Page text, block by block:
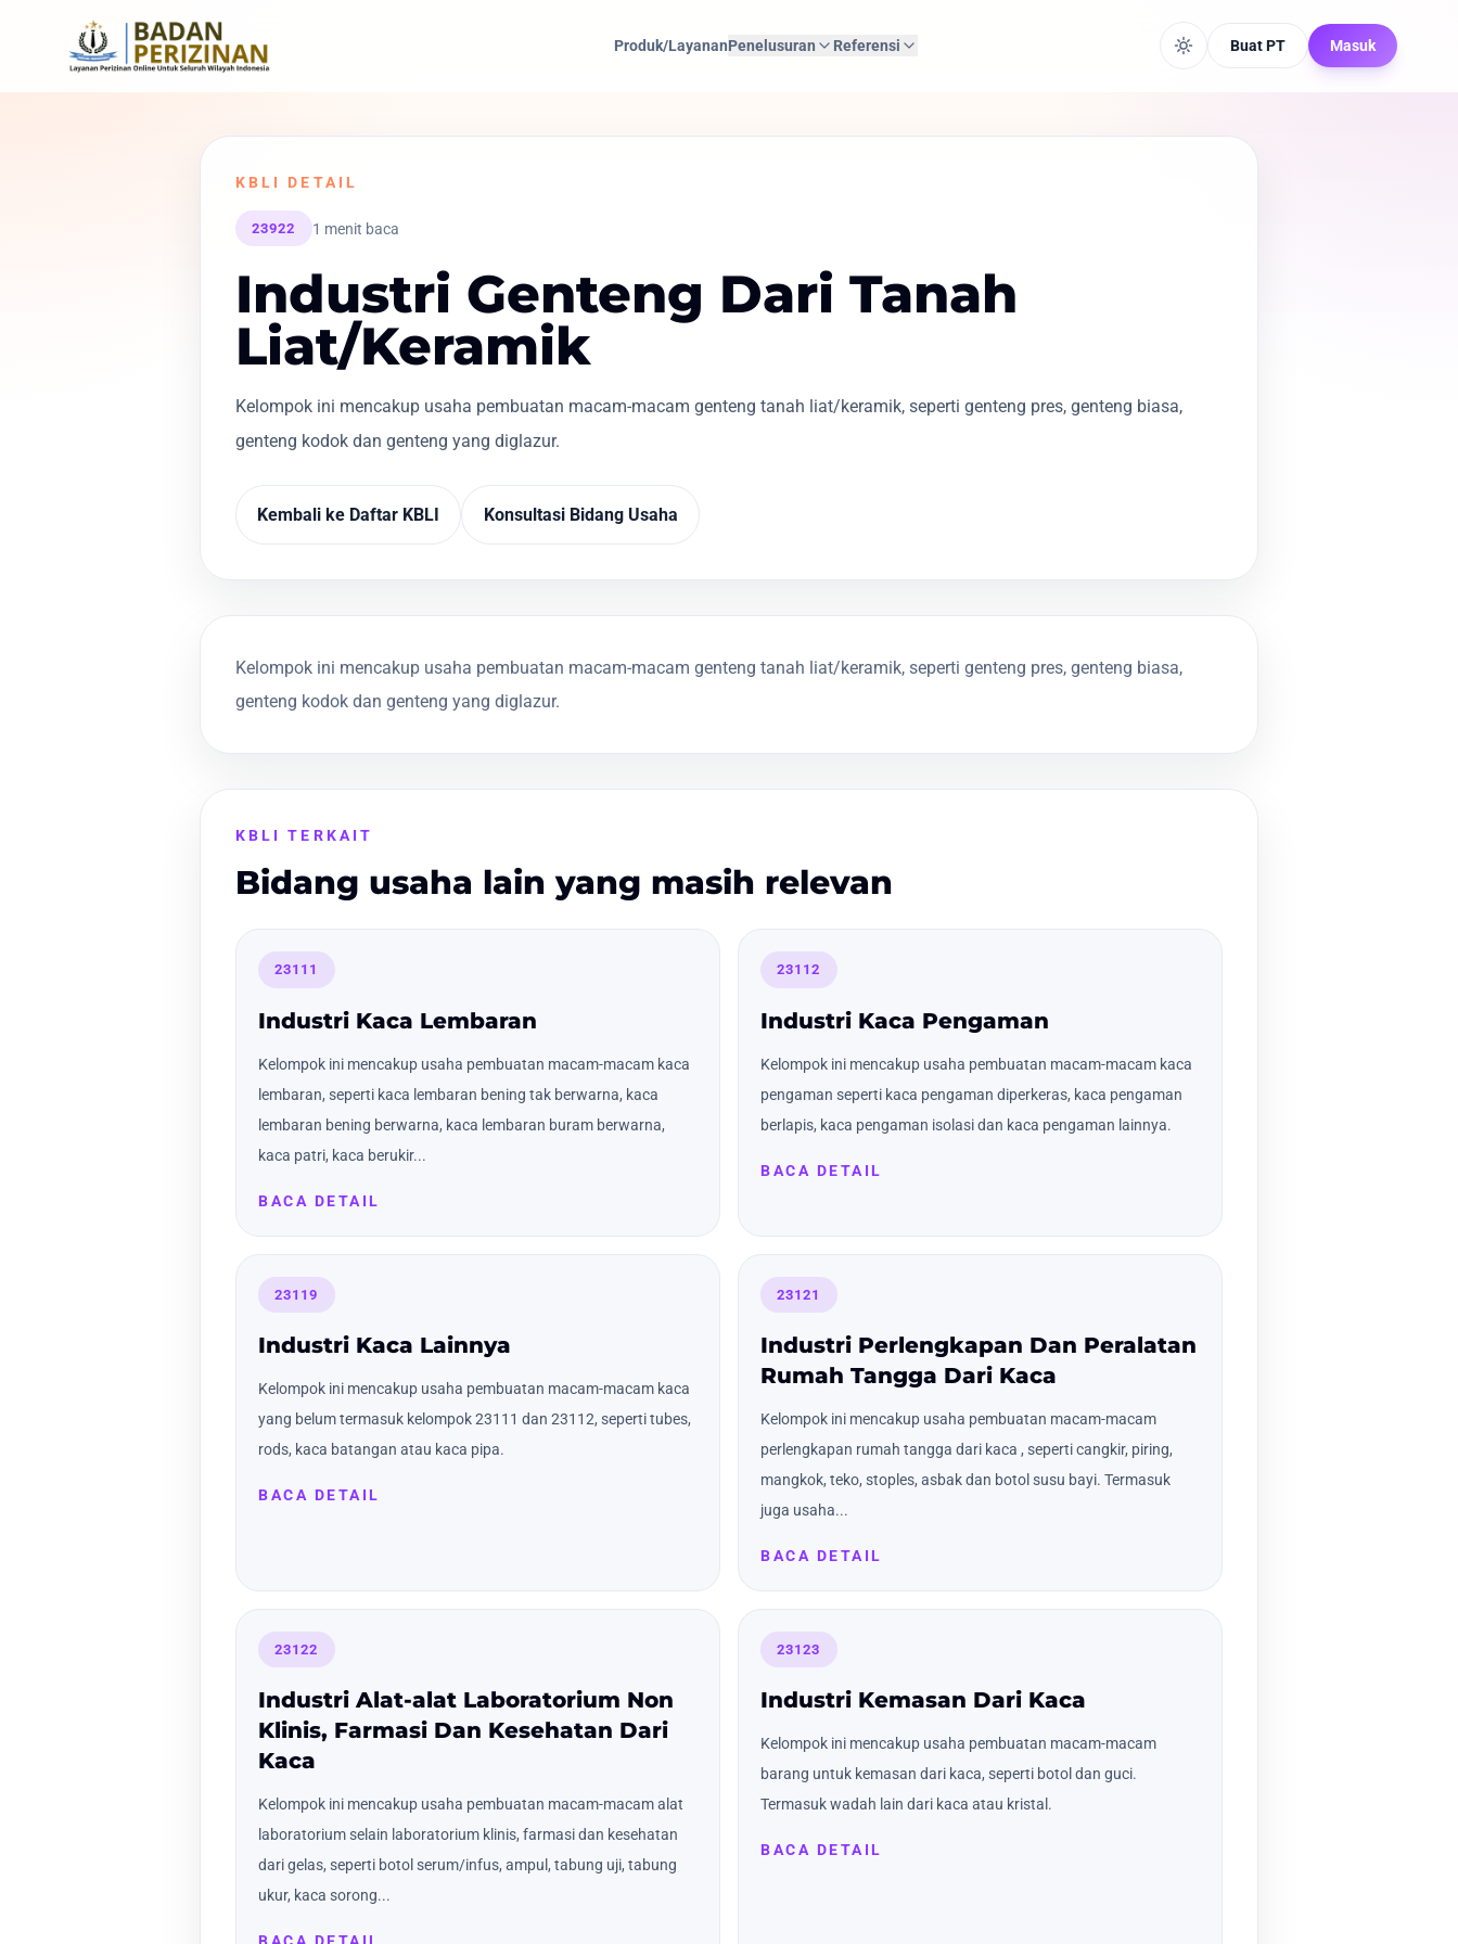
Produk/LayananPenelusuran Referensi Buat PT Masuk
KBLI DETAIL
23922 1 menit baca
Industri Genteng Dari Tanah
Liat/Keramik
Kelompok ini mencakup usaha pembuatan macam-macam genteng tanah liat/keramik, seperti genteng pres, genteng biasa,
genteng kodok dan genteng yang diglazur.
Kembali ke Daftar KBLI Konsultasi Bidang Usaha
Kelompok ini mencakup usaha pembuatan macam-macam genteng tanah liat/keramik, seperti genteng pres, genteng biasa,
genteng kodok dan genteng yang diglazur.
KBLI TERKAIT
Bidang usaha lain yang masih relevan
23111
Industri Kaca Lembaran
Kelompok ini mencakup usaha pembuatan macam-macam kaca
lembaran, seperti kaca lembaran bening tak berwarna, kaca
lembaran bening berwarna, kaca lembaran buram berwarna,
kaca patri, kaca berukir...
BACA DETAIL
23112
Industri Kaca Pengaman
Kelompok ini mencakup usaha pembuatan macam-macam kaca
pengaman seperti kaca pengaman diperkeras, kaca pengaman
berlapis, kaca pengaman isolasi dan kaca pengaman lainnya.
BACA DETAIL
23119
Industri Kaca Lainnya
Kelompok ini mencakup usaha pembuatan macam-macam kaca
yang belum termasuk kelompok 23111 dan 23112, seperti tubes,
rods, kaca batangan atau kaca pipa.
BACA DETAIL
23121
Industri Perlengkapan Dan Peralatan
Rumah Tangga Dari Kaca
Kelompok ini mencakup usaha pembuatan macam-macam
perlengkapan rumah tangga dari kaca , seperti cangkir, piring,
mangkok, teko, stoples, asbak dan botol susu bayi. Termasuk
juga usaha...
BACA DETAIL
23122
Industri Alat-alat Laboratorium Non
Klinis, Farmasi Dan Kesehatan Dari
Kaca
Kelompok ini mencakup usaha pembuatan macam-macam alat
laboratorium selain laboratorium klinis, farmasi dan kesehatan
dari gelas, seperti botol serum/infus, ampul, tabung uji, tabung
ukur, kaca sorong...
23123
Industri Kemasan Dari Kaca
Kelompok ini mencakup usaha pembuatan macam-macam
barang untuk kemasan dari kaca, seperti botol dan guci.
Termasuk wadah lain dari kaca atau kristal.
BACA DETAIL